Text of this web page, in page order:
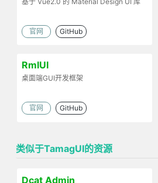
官网 GitHub
RmlUI
桌面端GUI开发框架
官网 GitHub
类似于TamagUI的资源
Dcat Admin